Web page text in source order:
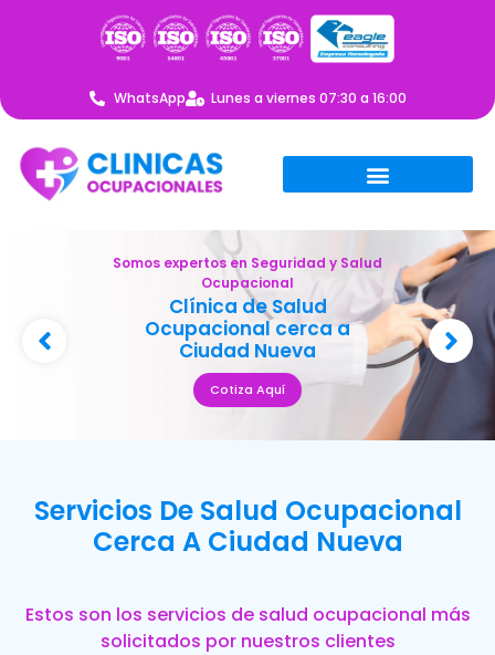
WhatsApp Lunes a viernes 07:30 a 16:00
Somos expertos en Seguridad y Salud
Ocupacional
Clínica de Salud
Ocupacional cerca a
Ciudad Nueva
Cotiza Aquí
Servicios De Salud Ocupacional
Cerca A Ciudad Nueva
Estos son los servicios de salud ocupacional más
solicitados por nuestros clientes